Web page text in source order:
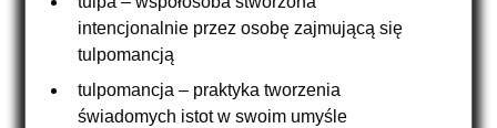
intencjonalnie przez osobę zajmującą się
tulpomancją
tulpomancja – praktyka tworzenia
świadomych istot w swoim umyśle